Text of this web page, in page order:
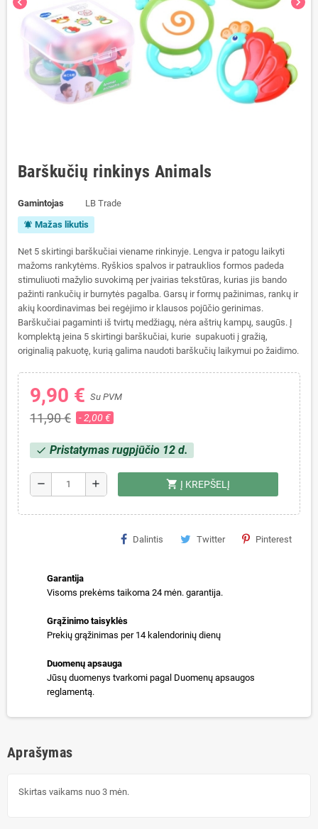
Barškučių rinkinys Animals
Gamintojas LB Trade
notifications_active Mažas likutis
Net 5 skirtingi barškučiai viename rinkinyje. Lengva ir patogu laikyti
mažoms rankytėms. Ryškios spalvos ir patrauklios formos padeda
stimuliuoti mažylio suvokimą per įvairias tekstūras, kurias jis bando
pažinti rankučių ir burnytės pagalba. Garsų ir formų pažinimas, rankų ir
akių koordinavimas bei regėjimo ir klausos pojūčio gerinimas.
Barškučiai pagaminti iš tvirtų medžiagų, nėra aštrių kampų, saugūs. Į
komplektą įeina 5 skirtingi barškučiai, kurie supakuoti į gražią,
originalią pakuotę, kurią galima naudoti barškučių laikymui po žaidimo.
9,90 € Su PVM
11,90 € - 2,00 €
check Pristatymas rugpjūčio 12 d.
remove add shopping_cart Į KREPŠELĮ
Dalintis Twitter Pinterest
Garantija
Visoms prekėms taikoma 24 mėn. garantija.
Grąžinimo taisyklės
Prekių grąžinimas per 14 kalendorinių dienų
Duomenų apsauga
Jūsų duomenys tvarkomi pagal Duomenų apsaugos
reglamentą.
Aprašymas
Skirtas vaikams nuo 3 mėn.